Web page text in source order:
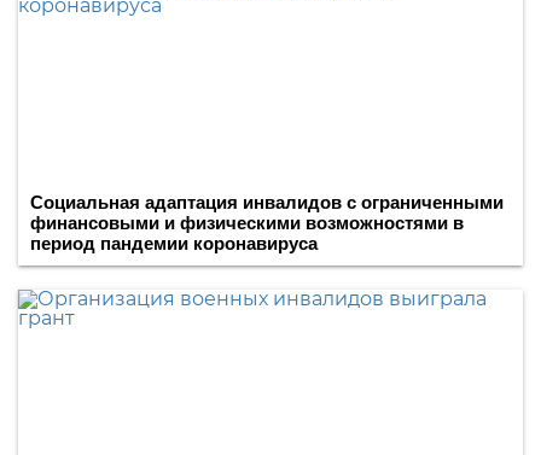
Социальная адаптация инвалидов с ограниченными
финансовыми и физическими возможностями в
период пандемии коронавируса